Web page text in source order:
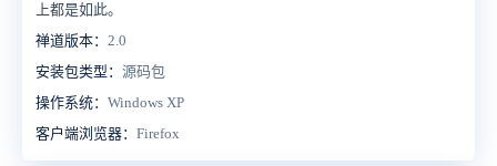
上都是如此。
禅道版本： 2.0
安装包类型： 源码包
操作系统： Windows XP
客户端浏览器： Firefox